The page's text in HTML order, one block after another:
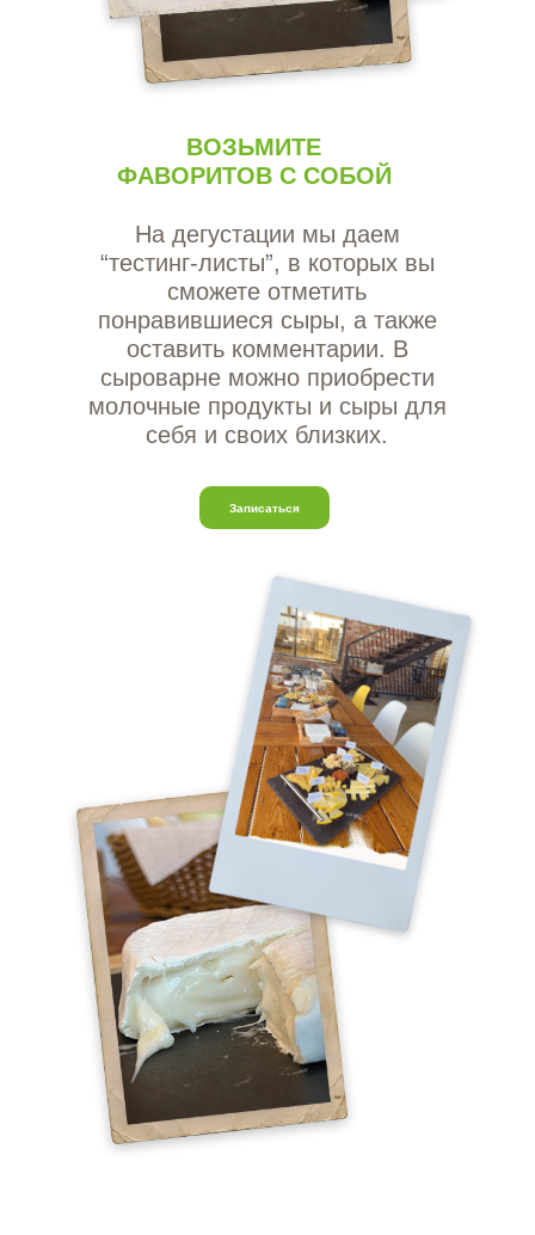
На дегустации мы даем
“тестинг-листы”, в которых вы
сможете отметить
понравившиеся сыры, а также
оставить комментарии. В
сыроварне можно приобрести
молочные продукты и сыры для
себя и своих близких.
ВОЗЬМИТЕ
ФАВОРИТОВ С СОБОЙ
Записаться